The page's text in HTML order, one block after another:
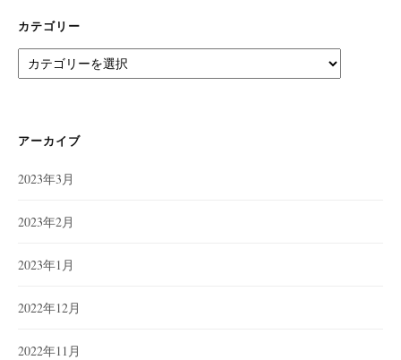
カテゴリー
テ
ー
アーカイブ
2023年3月
2023年2月
2023年1月
2022年12月
2022年11月